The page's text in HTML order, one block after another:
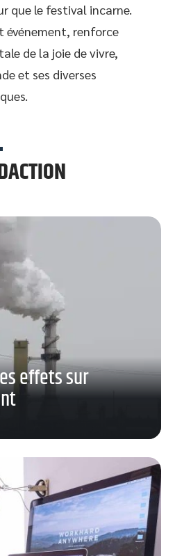
que le festival incarne.
événement, renforce
de la joie de vivre,
et ses diverses
effets sur